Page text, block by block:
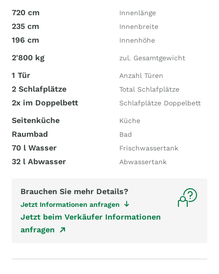
720 cm Innenlänge
235 cm Innenbreite
196 cm Innenhöhe
2'800 kg zul. Gesamtgewicht
1 Tür Anzahl Türen
2 Schlafplätze Total Schlafplätze
2x im Doppelbett Schlafplätze Doppelbett
Seitenküche Küche
Raumbad Bad
70 l Wasser Frischwassertank
32 l Abwasser Abwassertank
Brauchen Sie mehr Details?
Jetzt Informationen anfragen
Jetzt beim Verkäufer Informationen
anfragen